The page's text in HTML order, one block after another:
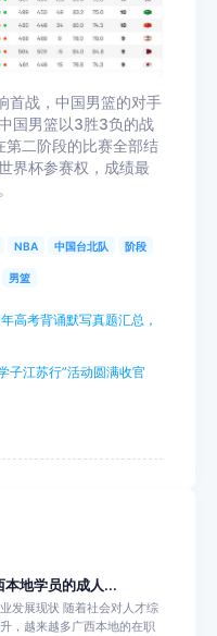
首战，中国男篮的对手
国男篮以3胜3负的战
第二阶段的比赛全部结
界杯参赛权，成绩最
NBA 中国台北队 阶段
男篮
高考背诵默写真题汇总，
子江苏行”活动圆满收官
本地学员的成人...
发展现状 随着社会对人才综
，越来越多广西本地的在职